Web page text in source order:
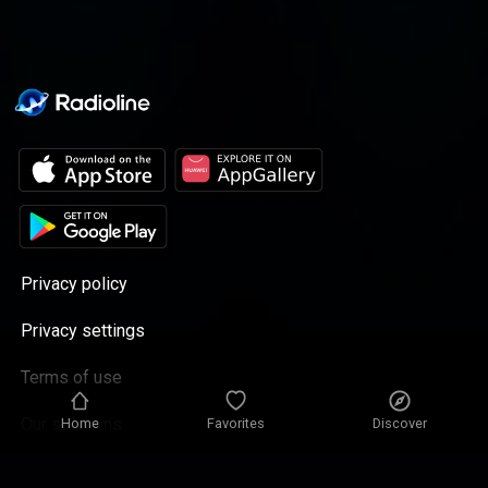
Home Favorites Discover
bébé, bébé nageur, communication par les
aux côtés de Babybio, explorateur du plaisir
des tout-petits. Retrouvez les trois premiers
épisodes le 18 novembre sur toutes vos
plateformes ! Hébergé par Acast. Visitez
Privacy policy
Privacy settings
Terms of use
Our solutions